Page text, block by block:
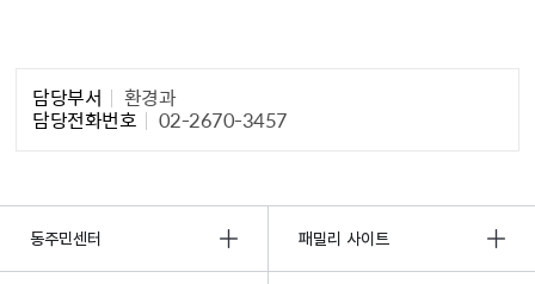
담당부서 환경과
담당전화번호 02-2670-3457
동주민센터 패밀리 사이트